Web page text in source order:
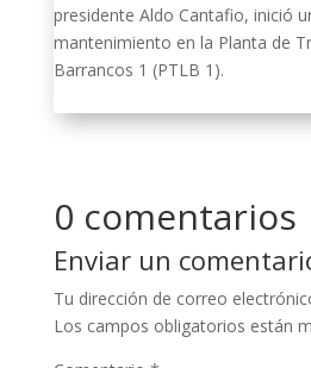
presidente Aldo Cantafio, inició
mantenimiento en la Planta de
Barrancos 1 (PTLB 1).
0 comentarios
Enviar un
Tu dirección de correo
Los campos obligatorios están